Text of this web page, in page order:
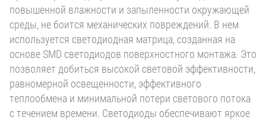
повышенной влажности и запыленности окружающей
среды, не боится механических повреждений. В нем
используется светодиодная матрица, созданная на
основе SMD светодиодов поверхностного монтажа. Это
позволяет добиться высокой световой эффективности,
равномерной освещенности, эффективного
теплообмена и минимальной потери светового потока
с течением времени. Светодиоды обеспечивают яркое